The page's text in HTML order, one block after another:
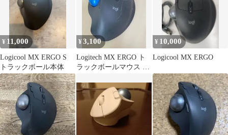
¥ 11,000
Logicool MX ERGO S
トラックボール本体
¥3,100
Logitech MX ERGO ト
ラックボールマウス 本
¥ 10,000
Logicool MX ERGO